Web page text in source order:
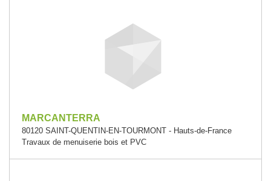
MARCANTERRA
80120 SAINT-QUENTIN-EN-TOURMONT - Hauts-de-France
Travaux de menuiserie bois et PVC